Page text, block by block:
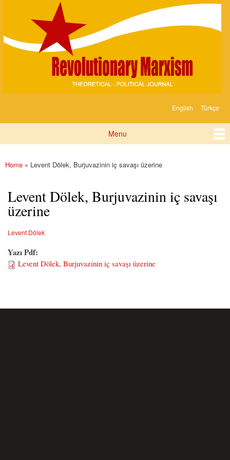
content
Marksizm
English Türkçe
Menu
You are here
Home » Levent Dölek, Burjuvazinin iç savaşı üzerine
Levent Dölek, Burjuvazinin iç savaşı
üzerine
Levent Dölek
Yazı Pdf:
Levent Dölek, Burjuvazinin iç savaşı üzerine